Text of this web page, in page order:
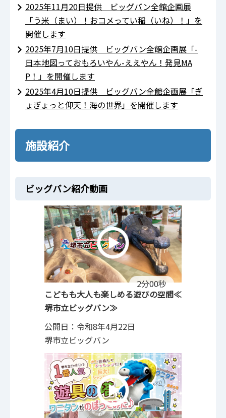
2025年11月20日提供 ビッグバン全館企画展
「う米（まい）！おコメってい稲（いね）！」を
開催します
2025年7月10日提供 ビッグバン全館企画展「-
日本地図っておもろいやん-ええやん！発見MA
P！」を開催します
2025年4月10日提供 ビッグバン全館企画展「ぎ
ょぎょっと仰天！海の世界」を開催します
施設紹介
ビッグバン紹介動画
こどもも大人も楽しめる遊びの空間≪
堺市立ビッグバン≫
2分00秒
公開日：令和8年4月22日
堺市立ビッグバン